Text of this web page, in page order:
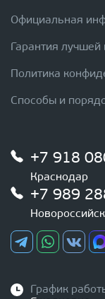
Официальная
Гарантия лучшей
Политика
Способы и
+7 918
Краснодар
+7 989
График